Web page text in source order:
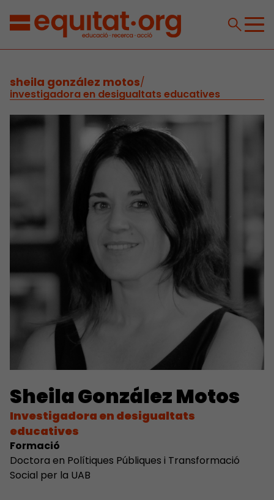
sheila gonzález motos/
investigadora en desigualtats educatives
Sheila González Motos
Investigadora en desigualtats
educatives
Formació
Doctora en Polítiques Públiques i Transformació
Social per la UAB